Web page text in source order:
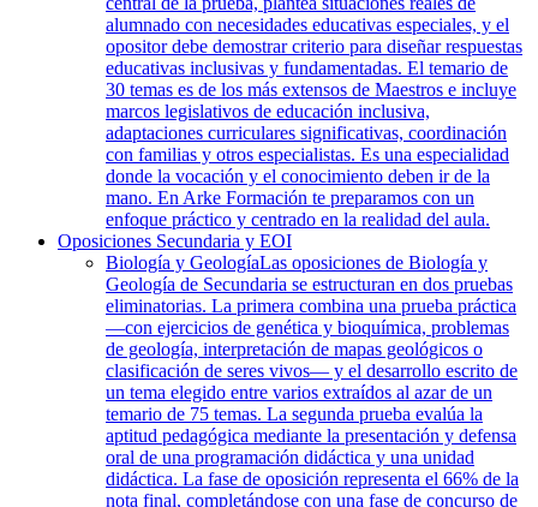
alumnado con necesidades educativas especiales, y el
opositor debe demostrar criterio para diseñar respuestas
educativas inclusivas y fundamentadas. El temario de
30 temas es de los más extensos de Maestros e incluye
marcos legislativos de educación inclusiva,
adaptaciones curriculares significativas, coordinación
con familias y otros especialistas. Es una especialidad
donde la vocación y el conocimiento deben ir de la
mano. En Arke Formación te preparamos con un
enfoque práctico y centrado en la realidad del aula.
Oposiciones Secundaria y EOI
Biología y GeologíaLas oposiciones de Biología y
Geología de Secundaria se estructuran en dos pruebas
eliminatorias. La primera combina una prueba práctica
—con ejercicios de genética y bioquímica, problemas
de geología, interpretación de mapas geológicos o
clasificación de seres vivos— y el desarrollo escrito de
un tema elegido entre varios extraídos al azar de un
temario de 75 temas. La segunda prueba evalúa la
aptitud pedagógica mediante la presentación y defensa
oral de una programación didáctica y una unidad
didáctica. La fase de oposición representa el 66% de la
nota final, completándose con una fase de concurso de